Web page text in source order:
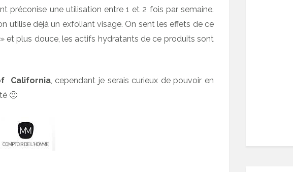
préconise une utilisation entre 1 et 2 fois par semaine.
utilise déjà un exfoliant visage. On sent les effets de ce
et plus douce, les actifs hydratants de ce produits sont
California, cependant je serais curieux de pouvoir en
🙂